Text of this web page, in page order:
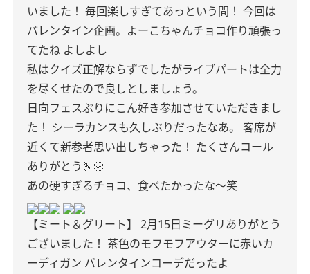
いました！ 毎回楽しすぎてあっという間！ 今回は
バレンタイン企画。よーこちゃんチョコ作り頑張っ
てたね よしよし
私はクイズ正解ならずでしたがライブパートは全力
を尽くせたので良しとしましょう。
日向フェスぶりにこん好き参加させていただきまし
た！ シーラカンスも久しぶりだったなあ。
客席が
近くて新参者思い出しちゃった！ たくさんコール
ありがとう🫰🏻
あの硬すぎるチョコ、食べたかったな〜笑
【ミート＆グリート】
2月15日ミーグリありがとう
ございました！ 茶色のモフモフアウターに赤いカ
ーディガン バレンタインコーデだったよ